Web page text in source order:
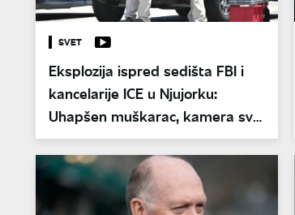
SVET
Eksplozija ispred sedišta FBI i
kancelarije ICE u Njujorku:
Uhapšen muškarac, kamera sve
snimila